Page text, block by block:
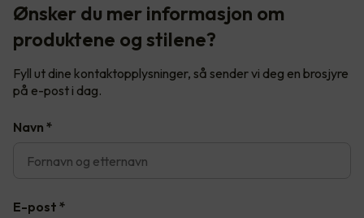
Ønsker du mer informasjon om
produktene og stilene?
Fyll ut dine kontaktopplysninger, så sender vi deg en brosjyre
på e-post i dag.
Navn *
E-post *